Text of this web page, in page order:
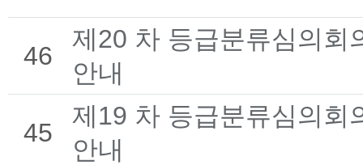
46
제20 차 등급분류심의회
안내
45
제19 차 등급분류심의회
안내